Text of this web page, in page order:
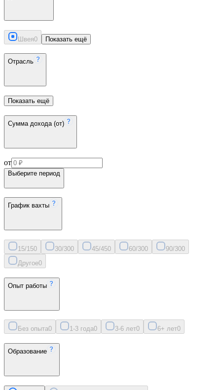
Швея0 Показать ещё
Отрасль
Показать ещё
Сумма дохода (от)
от
Выберите период
График вахты
15/150 30/300 45/450 60/300 90/300
Другое0
Опыт работы
Без опыта0 1-3 года0 3-6 лет0 6+ лет0
Образование